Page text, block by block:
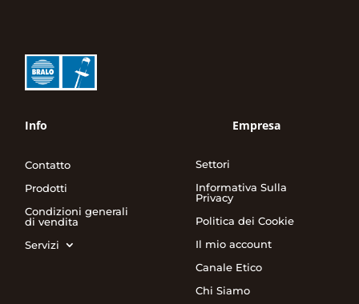
Info
Contatto
Prodotti
Condizioni generali
di vendita
Servizi
Empresa
Settori
Informativa Sulla
Privacy
Politica dei Cookie
Il mio account
Canale Etico
Chi Siamo